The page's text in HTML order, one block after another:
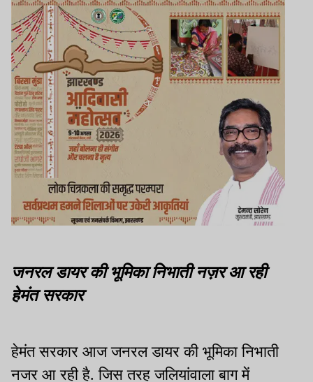
जनरल डायर की भूमिका निभाती नज़र आ रही
हेमंत सरकार
हेमंत सरकार आज जनरल डायर की भूमिका निभाती
नजर आ रही है. जिस तरह जलियांवाला बाग में